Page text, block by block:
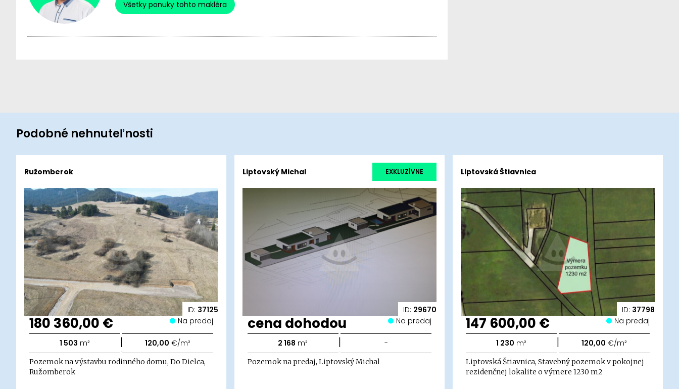
Všetky ponuky tohto makléra
Podobné nehnuteľnosti
ID: 37125
Ružomberok
180 360,00 € Na predaj
1 503 m² | 120,00 €/m²
Pozemok na výstavbu rodinného domu, Do Dielca,
Ružomberok
ID: 29670
Liptovský Michal EXKLUZÍVNE
cena dohodou Na predaj
2 168 m² | -
Pozemok na predaj, Liptovský Michal
ID: 37798
Liptovská Štiavnica
147 600,00 € Na predaj
1 230 m² | 120,00 €/m²
Liptovská Štiavnica, Stavebný pozemok v pokojnej
rezidenčnej lokalite o výmere 1230 m2